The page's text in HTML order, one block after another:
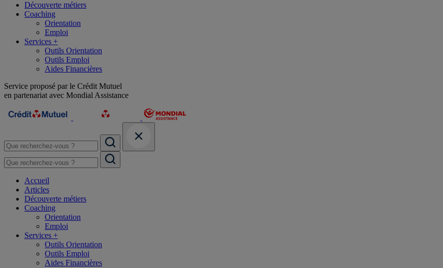
Découverte métiers
Coaching
Orientation
Emploi
Services +
Outils Orientation
Outils Emploi
Aides Financières
Service proposé par le Crédit Mutuel
en partenariat avec Mondial Assistance
Accueil
Articles
Découverte métiers
Coaching
Orientation
Emploi
Services +
Outils Orientation
Outils Emploi
Aides Financières